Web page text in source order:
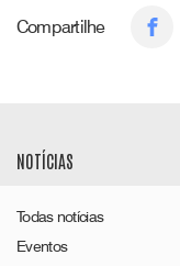
Compartilhe
NOTÍCIAS
Todas notícias
Eventos